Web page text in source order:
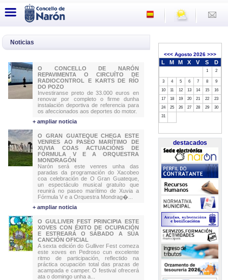
Noticias
O CONCELLO DE NARÓN
REPAVIMENTA O CIRCUÍTO DE
RADIOCONTROL E KARTS DE RÍO
DO POZO
Investiranse preto de 33.000 euros en
renovar por completo o firme dunha
instalación deportiva de referencia para
os afeccionados aos deportes do motor.
+ ampliar noticia
O GRAN GUATEQUE CHEGA ESTE
VENRES AO PASEO MARÍTIMO DE
XUVIA COAS ACTUACIÓNS DE
FÓRMULA V E A ORQUESTRA
MONDRAGÓN
Narón será este venres unha das
paradas da programación do Xacobeo
coa celebración de O Gran Guateque,
un espectáculo musical gratuíto que
reunirá no paseo marítimo de Xuvia a
Fórmula V e a Orquestra Mondrag�...
+ ampliar noticia
O GULLIVER FEST PRINCIPIA ESTE
XOVES CON ÉXITO DE OCUPACIÓN
E ESTREARÁ O SÁBADO A SÚA
CANCIÓN OFICIAL
A sexta edición do Gulliver Fest comeza
este xoves en Pedroso cun excelente
ritmo de participación, reflectido na
práctica ocupación total das prazas de
acampada e camper. O festival ofrecerá
ata o domingo unha a...
<<<Agosto 2026 >>>
L M M X V S D
1 2
3 4 5 6 7 8
9
10
11 12 13 14 15
16
17
18 19 20 21 22
23
24
25 26 27 28 29
30
31
destacados